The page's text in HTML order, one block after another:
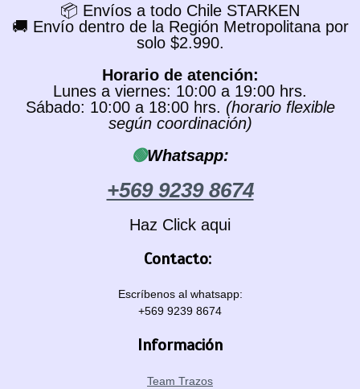
📦 Envíos a todo Chile STARKEN
🚚 Envío dentro de la Región Metropolitana por
solo $2.990.
Horario de atención:
Lunes a viernes: 10:00 a 19:00 hrs.
Sábado: 10:00 a 18:00 hrs. (horario flexible
según coordinación)
🟢Whatsapp:
+569 9239 8674
Haz Click aqui
Contacto:
Escríbenos al whatsapp:
+569 9239 8674
Información
Team Trazos